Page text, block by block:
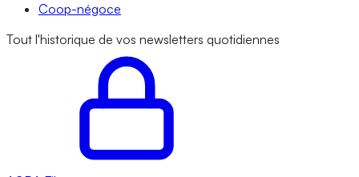
Coop-négoce
Tout l'historique de vos newsletters quotidiennes